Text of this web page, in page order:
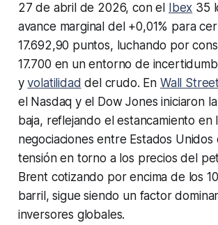
27 de abril de 2026, con el
Ibex 35
avance marginal del +0,01% para
17.692,90 puntos, luchando por
17.700 en un entorno de
yvolatilidad del crudo. En Wall
el Nasdaq y el Dow Jones iniciaron
baja, reflejando el estancamiento en
negociaciones entre Estados Unidos
tensión en torno a los precios del
Brent cotizando por encima de los
barril, sigue siendo un factor
inversores globales.